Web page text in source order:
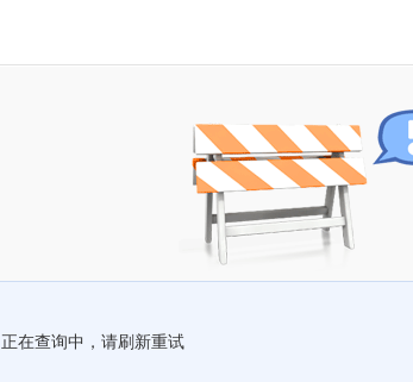
正在查询中，请刷新重试